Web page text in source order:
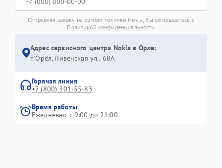
Отправляя заявку на ремонт техники Nokia, Вы соглашаетесь с
Политикой конфиденциальности
Адрес сервисного центра Nokia в Орле:
г. Орёл, Ливенская ул., 68А
Горячая линия
+7 (800) 301-55-83
Время работы
Ежедневно с 9:00 до 21:00